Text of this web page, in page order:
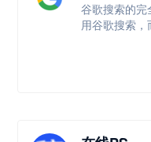
谷歌搜索的
用谷歌搜索，